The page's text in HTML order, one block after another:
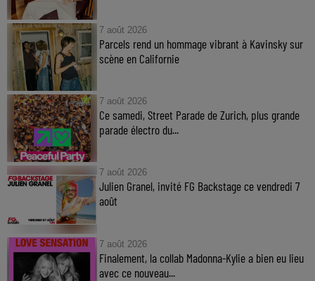
7 août 2026
Parcels rend un hommage vibrant à Kavinsky sur
scène en Californie
7 août 2026
Ce samedi, Street Parade de Zurich, plus grande
parade électro du...
7 août 2026
Julien Granel, invité FG Backstage ce vendredi 7
août
7 août 2026
Finalement, la collab Madonna-Kylie a bien eu lieu
avec ce nouveau...